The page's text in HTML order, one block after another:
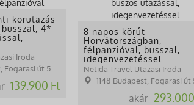
körutazás
4*-
Iroda
SZEMÉLYES ÜGYFÉLFOGADÁS)
139.900 Ft
8 napos körút
Horvátországban,
félpanzióval, busszal,
idegenvezetéssel
Netida Travel Utazasi Iroda
1148 Budapest, Fogarasi út 5. 27. ép.( (NINCS SZEMÉLYES
akár